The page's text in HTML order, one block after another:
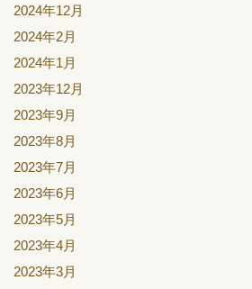
2024年12月
2024年2月
2024年1月
2023年12月
2023年9月
2023年8月
2023年7月
2023年6月
2023年5月
2023年4月
2023年3月